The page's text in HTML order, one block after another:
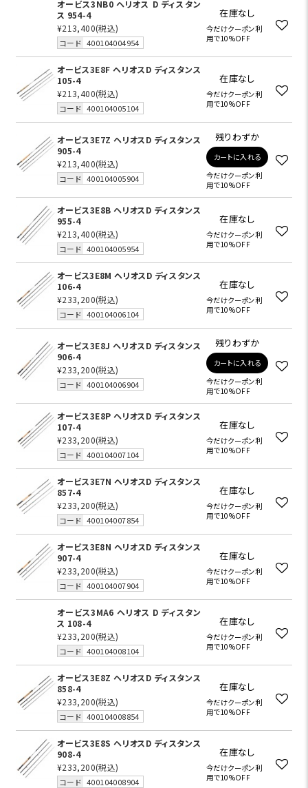
オービス3NB0 ヘリオス D ディスタン
ス 954-4
¥213,400(税込)
コード 400104004954
在庫なし
今だけクーポン利
用で10%OFF
オービス3E8F ヘリオスD ディスタンス
105-4
¥213,400(税込)
コード 400104005104
在庫なし
今だけクーポン利
用で10%OFF
オービス3E7Z ヘリオスD ディスタンス
905-4
¥213,400(税込)
コード 400104005904
残りわずか
カートに入れる
今だけクーポン利
用で10%OFF
オービス3E8B ヘリオスD ディスタンス
955-4
¥213,400(税込)
コード 400104005954
在庫なし
今だけクーポン利
用で10%OFF
オービス3E8M ヘリオスD ディスタンス
106-4
¥233,200(税込)
コード 400104006104
在庫なし
今だけクーポン利
用で10%OFF
オービス3E8J ヘリオスD ディスタンス
906-4
¥233,200(税込)
コード 400104006904
残りわずか
カートに入れる
今だけクーポン利
用で10%OFF
オービス3E8P ヘリオスD ディスタンス
107-4
¥233,200(税込)
コード 400104007104
在庫なし
今だけクーポン利
用で10%OFF
オービス3E7N ヘリオスD ディスタンス
857-4
¥233,200(税込)
コード 400104007854
在庫なし
今だけクーポン利
用で10%OFF
オービス3E8N ヘリオスD ディスタンス
907-4
¥233,200(税込)
コード 400104007904
在庫なし
今だけクーポン利
用で10%OFF
オービス3MA6 ヘリオス D ディスタン
ス 108-4
¥233,200(税込)
コード 400104008104
在庫なし
今だけクーポン利
用で10%OFF
オービス3E8Z ヘリオスD ディスタンス
858-4
¥233,200(税込)
コード 400104008854
在庫なし
今だけクーポン利
用で10%OFF
オービス3E8S ヘリオスD ディスタンス
908-4
¥233,200(税込)
コード 400104008904
在庫なし
今だけクーポン利
用で10%OFF